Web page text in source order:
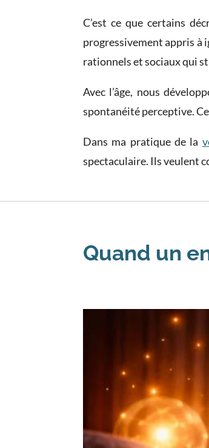
C’est ce que certains
progressivement appris à
rationnels et sociaux qui
Avec l’âge, nous
spontanéité perceptive.
Dans ma pratique de la
spectaculaire. Ils veulent
Quand un